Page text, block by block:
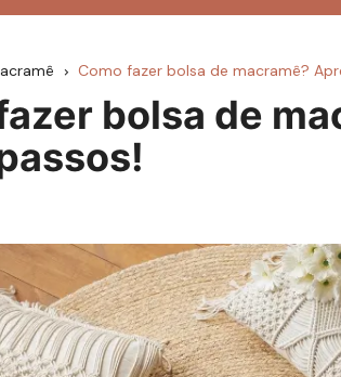
Como fazer bolsa de macramê?
bolsa de